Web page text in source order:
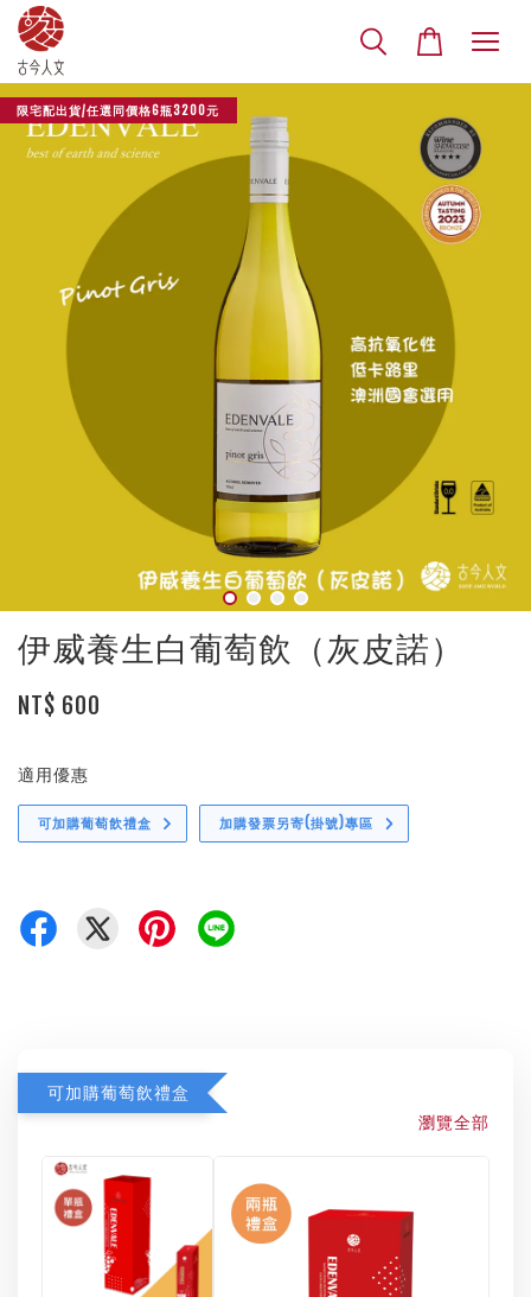
限宅配出貨/任選同價格6瓶3200元
伊威養生白葡萄飲（灰皮諾）
NT$ 600
適用優惠
可加購葡萄飲禮盒 加購發票另寄(掛號)專區
可加購葡萄飲禮盒
瀏覽全部